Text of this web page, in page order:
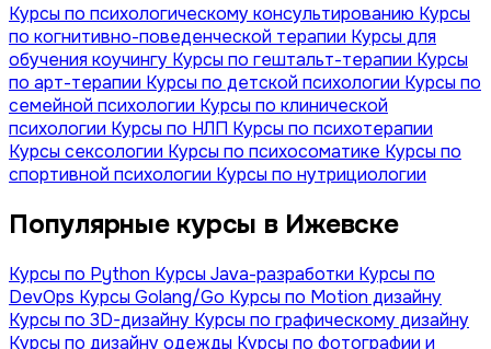
Курсы по психологическому консультированию Курсы
по когнитивно-поведенческой терапии Курсы для
обучения коучингу Курсы по гештальт-терапии Курсы
по арт-терапии Курсы по детской психологии Курсы по
семейной психологии Курсы по клинической
психологии Курсы по НЛП Курсы по психотерапии
Курсы сексологии Курсы по психосоматике Курсы по
спортивной психологии Курсы по нутрициологии
Популярные курсы в Ижевске
Курсы по Python Курсы Java-разработки Курсы по
DevOps Курсы Golang/Go Курсы по Motion дизайну
Курсы по 3D-дизайну Курсы по графическому дизайну
Курсы по дизайну одежды Курсы по фотографии и